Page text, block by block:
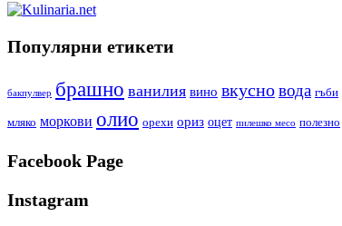
Популярни етикети
бакпулвер брашно ванилия вино вкусновода гъби
мляко моркови олио орехи ориз оцет пилешко месо полезно
Facebook Page
Instagram